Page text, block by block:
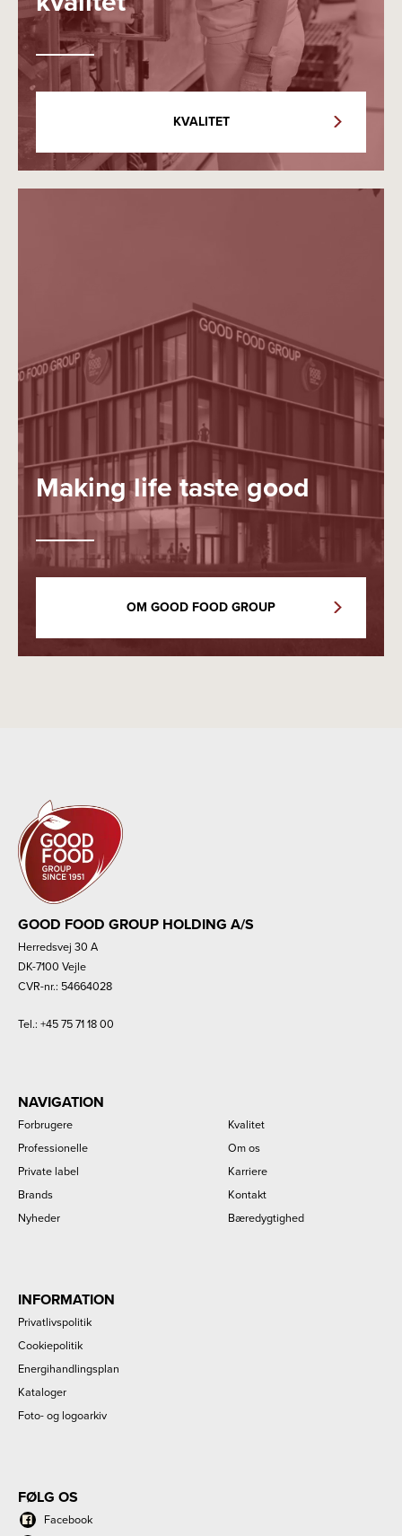
KVALITET
Making life taste good
OM GOOD FOOD GROUP
GOOD FOOD GROUP HOLDING A/S
Herredsvej 30 A
DK-7100 Vejle
CVR-nr.: 54664028
Tel.: +45 75 71 18 00
NAVIGATION
Forbrugere
Professionelle
Private label
Brands
Nyheder
Kvalitet
Om os
Karriere
Kontakt
Bæredygtighed
INFORMATION
Privatlivspolitik
Cookiepolitik
Energihandlingsplan
Kataloger
Foto- og logoarkiv
FØLG OS
Facebook